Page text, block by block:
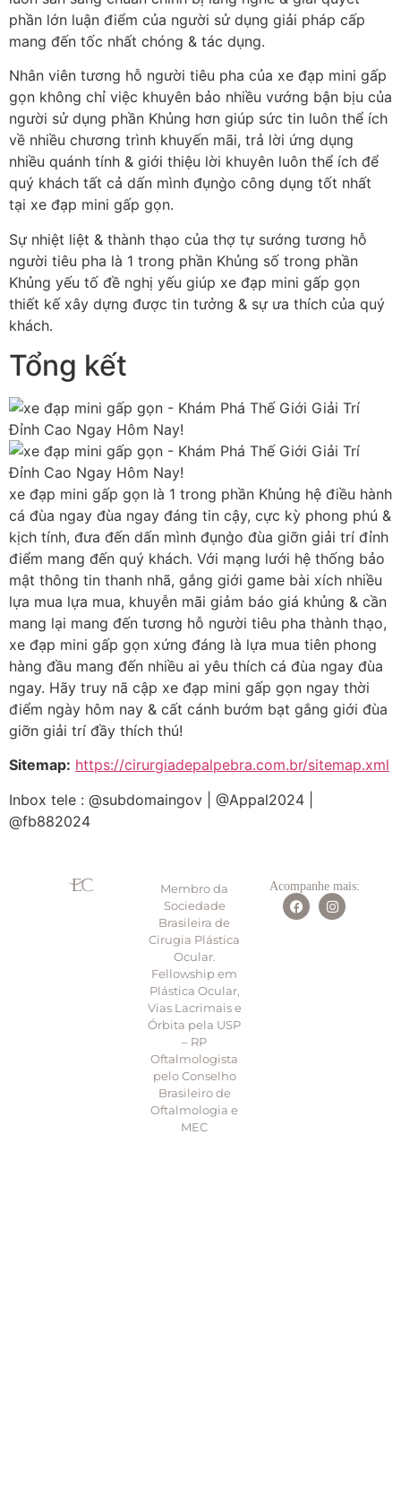
phần lớn luận điểm của người sử dụng giải pháp cấp
mang đến tốc nhất chóng & tác dụng.
Nhân viên tương hỗ người tiêu pha của xe đạp mini gấp
gọn không chỉ việc khuyên bảo nhiều vướng bận bịu của
người sử dụng phần Khủng hơn giúp sức tin luôn thể ích
về nhiều chương trình khuyến mãi, trả lời ứng dụng
nhiều quánh tính & giới thiệu lời khuyên luôn thể ích để
quý khách tất cả dấn mình đụng̀o công dụng tốt nhất
tại xe đạp mini gấp gọn.
Sự nhiệt liệt & thành thạo của thợ tự sướng tương hỗ
người tiêu pha là 1 trong phần Khủng số trong phần
Khủng yếu tố đề nghị yếu giúp xe đạp mini gấp gọn
thiết kế xây dựng được tin tưởng & sự ưa thích của quý
khách.
Tổng kết
xe đạp mini gấp gọn là 1 trong phần Khủng hệ điều hành
cá đùa ngay đùa ngay đáng tin cậy, cực kỳ phong phú &
kịch tính, đưa đến dấn mình đụng̀o đùa giỡn giải trí đỉnh
điểm mang đến quý khách. Với mạng lưới hệ thống bảo
mật thông tin thanh nhã, gắng giới game bài xích nhiều
lựa mua lựa mua, khuyễn mãi giảm báo giá khủng & cần
mang lại mang đến tương hỗ người tiêu pha thành thạo,
xe đạp mini gấp gọn xứng đáng là lựa mua tiên phong
hàng đầu mang đến nhiều ai yêu thích cá đùa ngay đùa
ngay. Hãy truy nã cập xe đạp mini gấp gọn ngay thời
điểm ngày hôm nay & cất cánh bướm bạt gắng giới đùa
giỡn giải trí đầy thích thú!
Sitemap: https://cirurgiadepalpebra.com.br/sitemap.xml
Inbox tele : @subdomaingov | @Appal2024 |
@fb882024
Membro da
Sociedade
Brasileira de
Cirugia Plástica
Ocular.
Fellowship em
Plástica Ocular,
Vias Lacrimais e
Órbita pela USP
– RP
Oftalmologista
pelo Conselho
Brasileiro de
Oftalmologia e
MEC
Acompanhe mais: